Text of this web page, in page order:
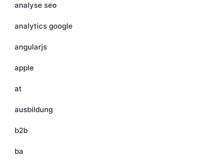
analyse seo
analytics google
angularjs
apple
at
ausbildung
b2b
ba